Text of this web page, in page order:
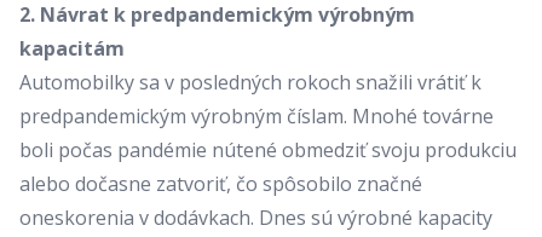
2. Návrat k predpandemickým výrobným
kapacitám
Automobilky sa v posledných rokoch snažili vrátiť k
predpandemickým výrobným číslam. Mnohé továrne
boli počas pandémie nútené obmedziť svoju produkciu
alebo dočasne zatvoriť, čo spôsobilo značné
oneskorenia v dodávkach. Dnes sú výrobné kapacity